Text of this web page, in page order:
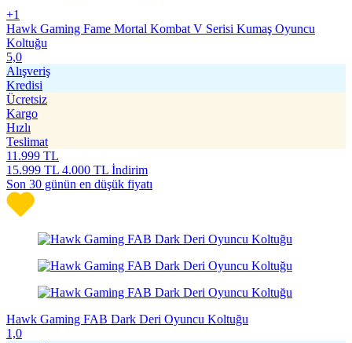
+1
Hawk Gaming Fame Mortal Kombat V Serisi Kumaş Oyuncu
Koltuğu
5,0
Alışveriş
Kredisi
Ücretsiz
Kargo
Hızlı
Teslimat
11.999 TL
15.999 TL 4.000 TL İndirim
Son 30 günün en düşük fiyatı
Hawk Gaming FAB Dark Deri Oyuncu Koltuğu
1,0